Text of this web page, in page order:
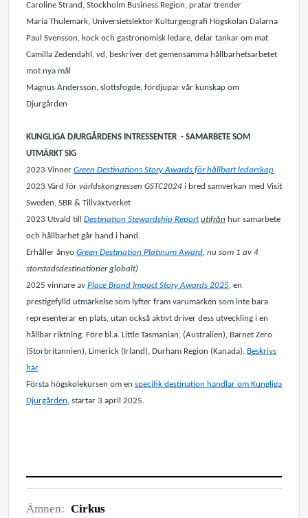
Caroline Strand, Stockholm Business Region, pratar trender
Maria Thulemark, Universietslektor Kulturgeografi Högskolan Dalarna
Paul Svensson, kock och gastronomisk ledare, delar tankar om mat
Camilla Zedendahl, vd, beskriver det gemensamma hållbarhetsarbetet
mot nya mål
Magnus Andersson, slottsfogde, fördjupar vår kunskap om
Djurgården
KUNGLIGA DJURGÅRDENS INTRESSENTER - SAMARBETE SOM
UTMÄRKT SIG
2023 Vinner Green Destinations Story Awards för hållbart ledarskap
2023 Värd för världskongressen GSTC2024 i bred samverkan med Visit
Sweden, SBR & Tillväxtverket
2023 Utvald till Destination Stewardship Report utifrån hur samarbete
och hållbarhet går hand i hand.
Erhåller ånyo Green Destination Platinum Award, nu som 1 av 4
storstadsdestinationer globalt)
2025 vinnare av Place Brand Impact Story Awards 2025, en
prestigefylld utmärkelse som lyfter fram varumärken som inte bara
representerar en plats, utan också aktivt driver dess utveckling i en
hållbar riktning. Före bl.a. Little Tasmanian, (Australien), Barnet Zero
(Storbritannien), Limerick (Irland), Durham Region (Kanada). Beskrivs
här.
Första högskolekursen om en specifik destination handlar om Kungliga
Djurgården, startar 3 april 2025.
Ämnen: Cirkus